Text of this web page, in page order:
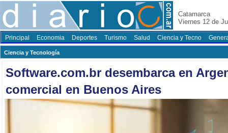
Catamarca
Viernes 12 de
Principal Economia Deportes Turismo Salud Ciencia y Tecno
Ciencia y Tecnología
Software.com.br desembarca en
comercial en Buenos Aires